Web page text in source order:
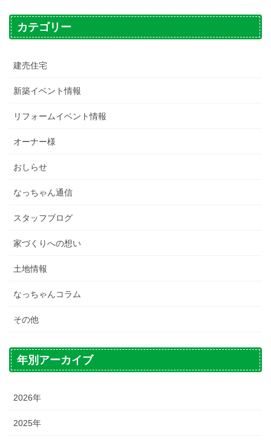
カテゴリー
建売住宅
新築イベント情報
リフォームイベント情報
オーナー様
おしらせ
なっちゃん通信
スタッフブログ
家づくりへの想い
土地情報
なっちゃんコラム
その他
年別アーカイブ
2026年
2025年